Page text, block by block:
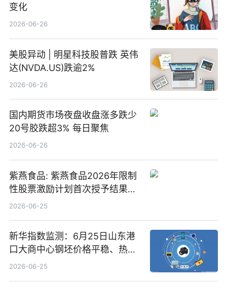
变化
2026-06-26
美股异动 | 明星科技股普跌 英伟
达(NVDA.US)跌逾2%
2026-06-26
国内期货市场夜盘收盘涨多跌少
20号胶跌超3% 每日聚焦
2026-06-26
紫燕食品: 紫燕食品2026年限制
性股票激励计划首次授予结果公
告-微资讯
2026-06-25
新华指数监测：6月25日山东港
口大商中心钢坯价格平稳、热轧
C料价格微幅下跌
2026-06-25